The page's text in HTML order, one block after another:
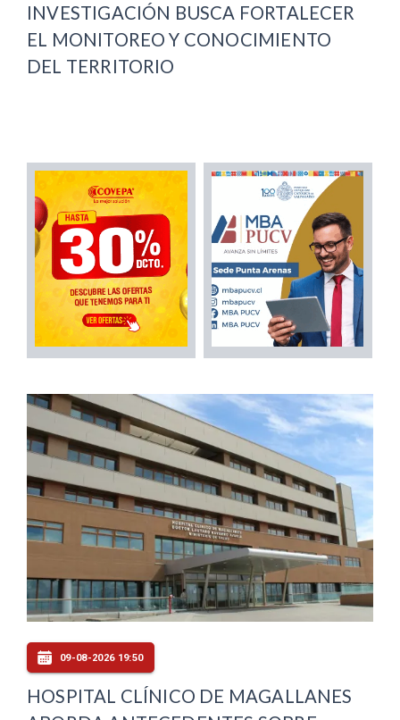
INVESTIGACIÓN BUSCA FORTALECER
EL MONITOREO Y CONOCIMIENTO
DEL TERRITORIO
09-08-2026 19:50
HOSPITAL CLÍNICO DE MAGALLANES